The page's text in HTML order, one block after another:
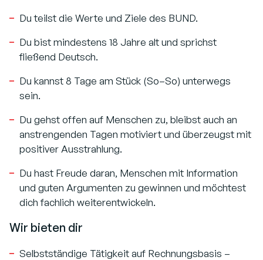
Du teilst die Werte und Ziele des BUND.
Du bist mindestens 18 Jahre alt und sprichst
fließend Deutsch.
Du kannst 8 Tage am Stück (So–So) unterwegs
sein.
Du gehst offen auf Menschen zu, bleibst auch an
anstrengenden Tagen motiviert und überzeugst mit
positiver Ausstrahlung.
Du hast Freude daran, Menschen mit Information
und guten Argumenten zu gewinnen und möchtest
dich fachlich weiterentwickeln.
Wir bieten dir
Selbstständige Tätigkeit auf Rechnungsbasis –